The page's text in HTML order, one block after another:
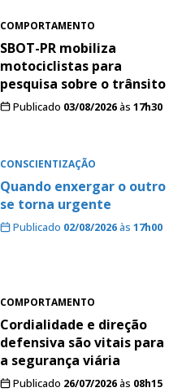
COMPORTAMENTO
SBOT-PR mobiliza
motociclistas para
pesquisa sobre o trânsito
Publicado 03/08/2026às 17h30
CONSCIENTIZAÇÃO
Quando enxergar o outro
se torna urgente
Publicado 02/08/2026às 17h00
COMPORTAMENTO
Cordialidade e direção
defensiva são vitais para
a segurança viária
Publicado 26/07/2026às 08h15